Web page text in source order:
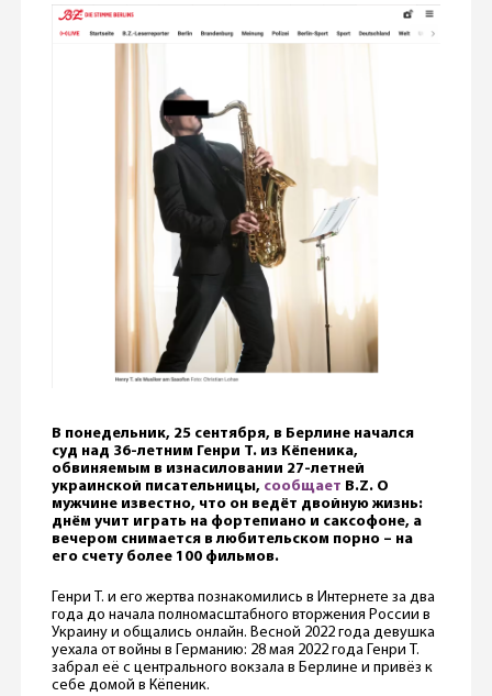
В понедельник, 25 сентября, в Берлине начался
суд над 36-летним Генри Т. из Кёпеника,
обвиняемым в изнасиловании 27-летней
украинской писательницы, сообщает B.Z. О
мужчине известно, что он ведёт двойную жизнь:
днём учит играть на фортепиано и саксофоне, а
вечером снимается в любительском порно – на
его счету более 100 фильмов.
Генри Т. и его жертва познакомились в Интернете за два
года до начала полномасштабного вторжения России в
Украину и общались онлайн. Весной 2022 года девушка
уехала от войны в Германию: 28 мая 2022 года Генри Т.
забрал её с центрального вокзала в Берлине и привёз к
себе домой в Кёпеник.